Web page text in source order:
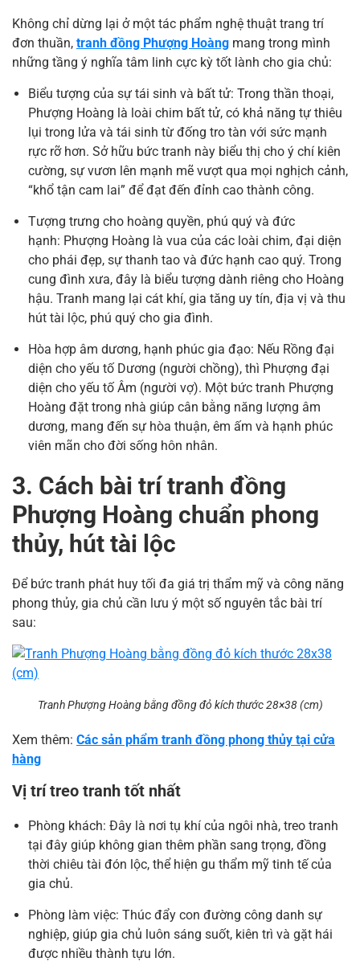
Không chỉ dừng lại ở một tác phẩm nghệ thuật trang trí
đơn thuần, tranh đồng Phượng Hoàng mang trong mình
những tầng ý nghĩa tâm linh cực kỳ tốt lành cho gia chủ:
Biểu tượng của sự tái sinh và bất tử: Trong thần thoại,
Phượng Hoàng là loài chim bất tử, có khả năng tự thiêu
lụi trong lửa và tái sinh từ đống tro tàn với sức mạnh
rực rỡ hơn. Sở hữu bức tranh này biểu thị cho ý chí kiên
cường, sự vươn lên mạnh mẽ vượt qua mọi nghịch cảnh,
“khổ tận cam lai” để đạt đến đỉnh cao thành công.
Tượng trưng cho hoàng quyền, phú quý và đức
hạnh: Phượng Hoàng là vua của các loài chim, đại diện
cho phái đẹp, sự thanh tao và đức hạnh cao quý. Trong
cung đình xưa, đây là biểu tượng dành riêng cho Hoàng
hậu. Tranh mang lại cát khí, gia tăng uy tín, địa vị và thu
hút tài lộc, phú quý cho gia đình.
Hòa hợp âm dương, hạnh phúc gia đạo: Nếu Rồng đại
diện cho yếu tố Dương (người chồng), thì Phượng đại
diện cho yếu tố Âm (người vợ). Một bức tranh Phượng
Hoàng đặt trong nhà giúp cân bằng năng lượng âm
dương, mang đến sự hòa thuận, êm ấm và hạnh phúc
viên mãn cho đời sống hôn nhân.
3. Cách bài trí tranh đồng
Phượng Hoàng chuẩn phong
thủy, hút tài lộc
Để bức tranh phát huy tối đa giá trị thẩm mỹ và công năng
phong thủy, gia chủ cần lưu ý một số nguyên tắc bài trí
sau:
Tranh Phượng Hoàng bằng đồng đỏ kích thước 28×38 (cm)
Xem thêm: Các sản phẩm tranh đồng phong thủy tại cửa
hàng
Vị trí treo tranh tốt nhất
Phòng khách: Đây là nơi tụ khí của ngôi nhà, treo tranh
tại đây giúp không gian thêm phần sang trọng, đồng
thời chiêu tài đón lộc, thể hiện gu thẩm mỹ tinh tế của
gia chủ.
Phòng làm việc: Thúc đẩy con đường công danh sự
nghiệp, giúp gia chủ luôn sáng suốt, kiên trì và gặt hái
được nhiều thành tựu lớn.